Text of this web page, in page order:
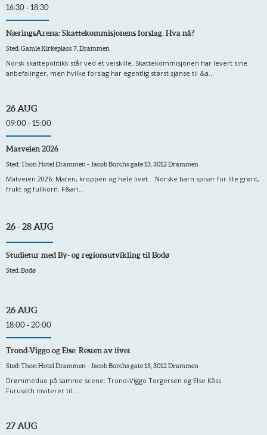
16:30 - 18:30
NæringsArena: Skattekommisjonens forslag. Hva nå?
Sted: Gamle Kirkeplass 7, Drammen
Norsk skattepolitikk står ved et veiskille. Skattekommisjonen har levert sine
anbefalinger, men hvilke forslag har egentlig størst sjanse til &a...
26 AUG
09:00 - 15:00
Matveien 2026
Sted: Thon Hotel Drammen - Jacob Borchs gate 13, 3012 Drammen
Matveien 2026: Maten, kroppen og hele livet. Norske barn spiser for lite grønt,
frukt og fullkorn. F&ari...
26 - 28 AUG
Studietur med By- og regionsutvikling til Bodø
Sted: Bodø
26 AUG
18:00 - 20:00
Trond-Viggo og Else: Resten av livet
Sted: Thon Hotel Drammen - Jacob Borchs gate 13, 3012 Drammen
Drømmeduo på samme scene: Trond-Viggo Torgersen og Else Kåss
Furuseth inviterer til ...
27 AUG